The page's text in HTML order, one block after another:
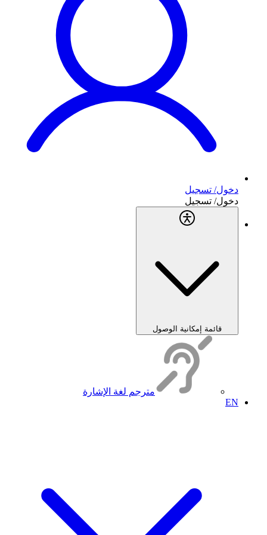
دخول/ تسجيل
دخول/ تسجيل
قائمة إمكانية الوصول
مترجم لغة الإشارة
EN